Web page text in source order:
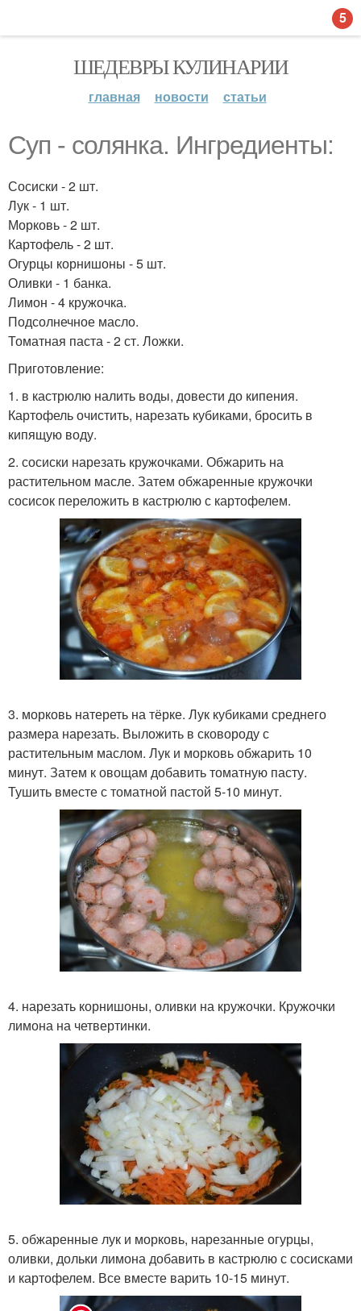
ШЕДЕВРЫ КУЛИНАРИИ
главная новости статьи
Суп - солянка. Ингредиенты:
Сосиски - 2 шт.
Лук - 1 шт.
Морковь - 2 шт.
Картофель - 2 шт.
Огурцы корнишоны - 5 шт.
Оливки - 1 банка.
Лимон - 4 кружочка.
Подсолнечное масло.
Томатная паста - 2 ст. Ложки.
Приготовление:
1. в кастрюлю налить воды, довести до кипения.
Картофель очистить, нарезать кубиками, бросить в
кипящую воду.
2. сосиски нарезать кружочками. Обжарить на
растительном масле. Затем обжаренные кружочки
сосисок переложить в кастрюлю с картофелем.
3. морковь натереть на тёрке. Лук кубиками среднего
размера нарезать. Выложить в сковороду с
растительным маслом. Лук и морковь обжарить 10
минут. Затем к овощам добавить томатную пасту.
Тушить вместе с томатной пастой 5-10 минут.
4. нарезать корнишоны, оливки на кружочки. Кружочки
лимона на четвертинки.
5. обжаренные лук и морковь, нарезанные огурцы,
оливки, дольки лимона добавить в кастрюлю с сосисками
и картофелем. Все вместе варить 10-15 минут.
5